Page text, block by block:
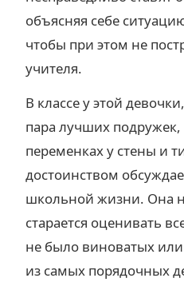
объясняя себе
чтобы при этом не
учителя.
В классе у этой
пара лучших подружек,
переменках у стены и
достоинством
школьной жизни. Она
старается оценивать
не было виноватых
из самых порядочных